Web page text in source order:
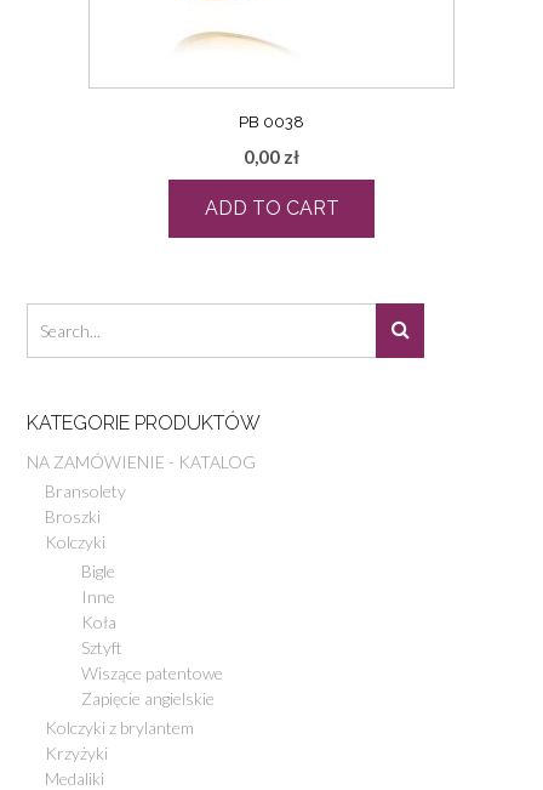
PB 0038
0,00 zł
ADD TO CART
KATEGORIE PRODUKTÓW
NA ZAMÓWIENIE - KATALOG
Bransolety
Broszki
Kolczyki
Bigle
Inne
Koła
Sztyft
Wiszące patentowe
Zapięcie angielskie
Kolczyki z brylantem
Krzyżyki
Medaliki